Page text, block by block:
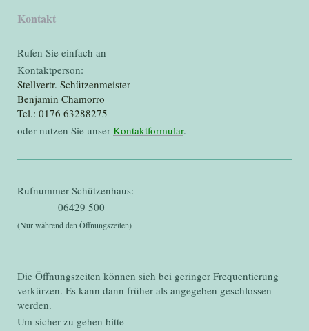
Kontakt
Rufen Sie einfach an
Kontaktperson:
Stellvertr. Schützenmeister
Benjamin Chamorro
Tel.: 0176 63288275
oder nutzen Sie unser Kontaktformular.
Rufnummer Schützenhaus:
06429 500
(Nur während den Öffnungszeiten)
Die Öffnungszeiten können sich bei geringer Frequentierung
verkürzen. Es kann dann früher als angegeben geschlossen
werden.
Um sicher zu gehen bitte